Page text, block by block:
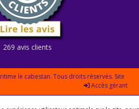
269 avis clients
le cabestan. Tous droits réservés. Site
Accès gérant